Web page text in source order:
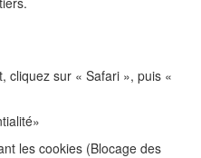
cliquez sur « Safari », puis «
les cookies (Blocage des